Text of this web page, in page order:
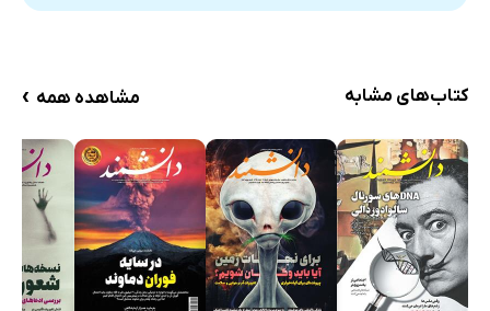
چاپگرهای سه بعدی: آشنایی، کاربرد و معرفی نمونه‌های ایرانی
معرفی ده مجله برتر در زمینه علم و فناوری نانو
به توان شما
موسسه تحقیق و توسعه دانشمند، راهگشای ارتباط صنعت با
دانشگاه
فراخوان تولید مکمل‌های تغذیه‌ای
کتاب‌های مشابه مشاهده همه ›